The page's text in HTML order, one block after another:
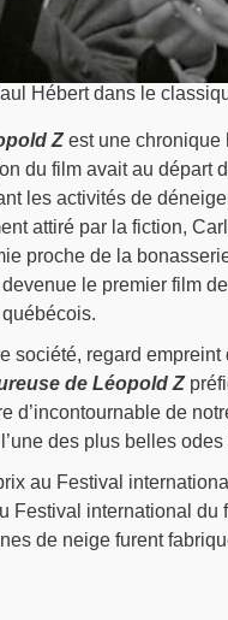
Hébert dans le
Zest une chronique
du film avait au départ
les activités de
attiré par la fiction,
proche de la
le premier film
société, regard
de Léopold Z
d’incontournable de
des plus belles
au Festival
Festival international
de neige furent